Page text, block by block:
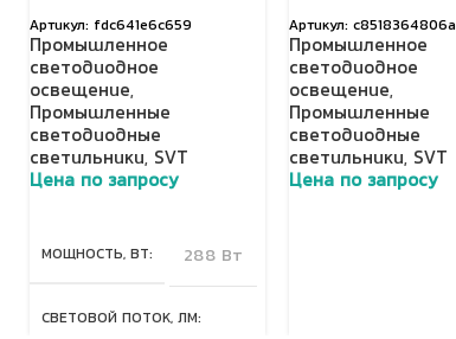
fdc641e6c659
Промышленное
светодиодное
освещение,
Промышленные
светодиодные
светильники, SVT
Цена по запросу
МОЩНОСТЬ, ВТ 288 Вт
СВЕТОВОЙ ПОТОК, ЛМ
c8518364806a
Промышленное
светодиодное
освещение,
Промышленные
светодиодные
светильники, SVT
Цена по запросу